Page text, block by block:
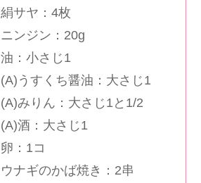
絹サヤ：4枚
ニンジン：20g
油：小さじ1
(A)うすくち醤油：大さじ1
(A)みりん：大さじ1と1/2
(A)酒：大さじ1
卵：1コ
ウナギのかば焼き：2串